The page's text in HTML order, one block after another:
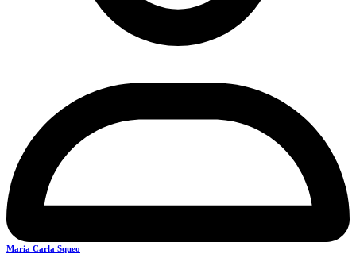
Maria Carla Squeo